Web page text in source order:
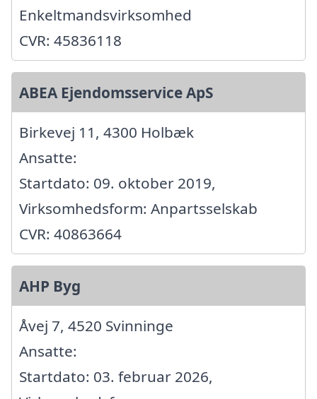
Enkeltmandsvirksomhed
CVR: 45836118
ABEA Ejendomsservice ApS
Birkevej 11, 4300 Holbæk
Ansatte:
Startdato: 09. oktober 2019,
Virksomhedsform: Anpartsselskab
CVR: 40863664
AHP Byg
Åvej 7, 4520 Svinninge
Ansatte:
Startdato: 03. februar 2026,